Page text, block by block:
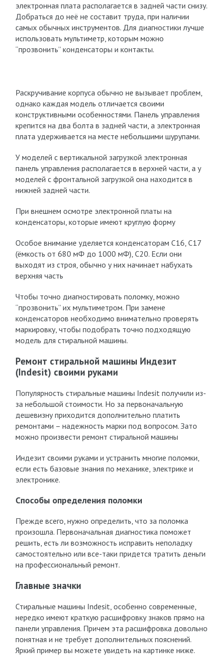
электронная плата располагается в задней части снизу.
Добраться до неё не составит труда, при наличии
самых обычных инструментов. Для диагностики лучше
использовать мультиметр, которым можно
“прозвонить” конденсаторы и контакты.
Раскручивание корпуса обычно не вызывает проблем,
однако каждая модель отличается своими
конструктивными особенностями. Панель управления
крепится на два болта в задней части, а электронная
плата удерживается на месте небольшими шурупами.
У моделей с вертикальной загрузкой электронная
панель управления располагается в верхней части, а у
моделей с фронтальной загрузкой она находится в
нижней задней части.
При внешнем осмотре электронной платы на
конденсаторы, которые имеют круглую форму
Особое внимание уделяется конденсаторам C16, C17
(ёмкость от 680 мФ до 1000 мФ), C20. Если они
выходят из строя, обычно у них начинает набухать
верхняя часть
Чтобы точно диагностировать поломку, можно
“прозвонить” их мультиметром. При замене
конденсаторов необходимо внимательно проверять
маркировку, чтобы подобрать точно подходящую
модель для стиральной машины.
Ремонт стиральной машины Индезит
(Indesit) своими руками
Популярность стиральные машины Indesit получили из-
за небольшой стоимости. Но за первоначальную
дешевизну приходится дополнительно платить
ремонтами – надежность марки под вопросом. Зато
можно произвести ремонт стиральной машины
Индезит своими руками и устранить многие поломки,
если есть базовые знания по механике, электрике и
электронике.
Способы определения поломки
Прежде всего, нужно определить, что за поломка
произошла. Первоначальная диагностика поможет
решить, есть ли возможность исправить неполадку
самостоятельно или все-таки придется тратить деньги
на профессиональный ремонт.
Главные значки
Стиральные машины Indesit, особенно современные,
нередко имеют краткую расшифровку знаков прямо на
панели управления. Причем эта расшифровка довольно
понятная и не требует дополнительных пояснений.
Яркий пример вы можете увидеть на картинке ниже.